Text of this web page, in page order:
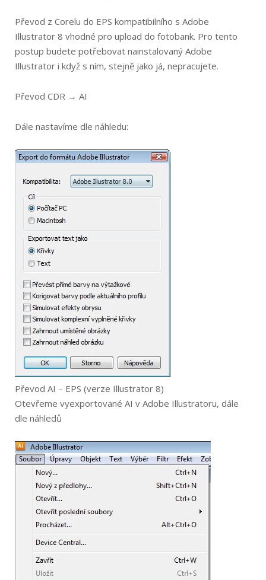
Převod z Corelu do EPS kompatibilního s Adobe
Illustrator 8 vhodné pro upload do fotobank. Pro tento
postup budete potřebovat nainstalovaný Adobe
Illustrator i když s ním, stejně jako já, nepracujete.
Převod CDR → AI
Dále nastavíme dle náhledu:
Převod AI – EPS (verze Illustrator 8)
Otevřeme vyexportované AI v Adobe Illustratoru, dále
dle náhledů